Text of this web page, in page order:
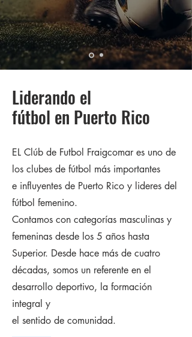
Liderando el
fútbol en Puerto Rico
EL Clúb de Futbol Fraigcomar es uno de
los clubes de fútbol más importantes
e influyentes de Puerto Rico y lideres del
fútbol femenino.
Contamos con categorías masculinas y
femeninas desde los 5 años hasta
Superior. Desde hace más de cuatro
décadas, somos un referente en el
desarrollo deportivo, la formación
integral y
el sentido de comunidad.